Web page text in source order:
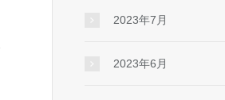
2023年7月
2023年6月